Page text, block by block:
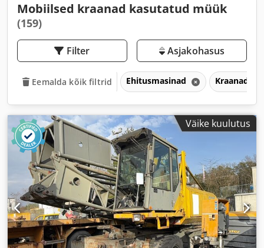
Mobiilsed kraanad kasutatud müük
(159)
Filter Asjakohasus
Eemalda kõik filtrid Ehitusmasinad Kraanad
Väike kuulutus